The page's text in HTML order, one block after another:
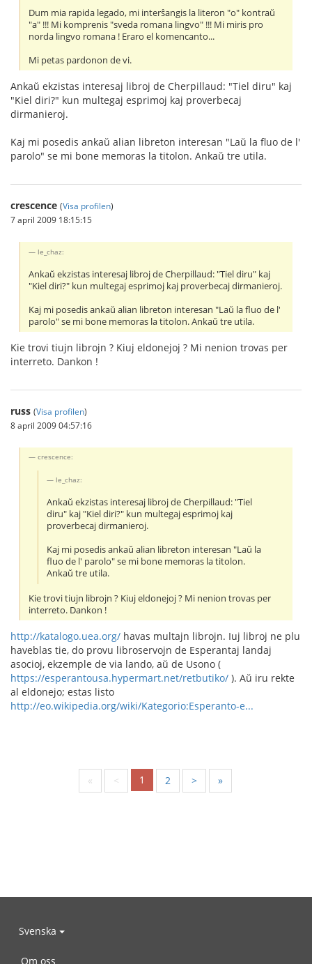
Dum mia rapida legado, mi interŝangis la literon "o" kontraŭ
"a" !!! Mi komprenis "sveda romana lingvo" !!! Mi miris pro
norda lingvo romana ! Eraro el komencanto...
Mi petas pardonon de vi.
Ankaŭ ekzistas interesaj libroj de Cherpillaud: "Tiel diru" kaj
"Kiel diri?" kun multegaj esprimoj kaj proverbecaj
dirmanieroj.
Kaj mi posedis ankaŭ alian libreton interesan "Laŭ la fluo de l'
parolo" se mi bone memoras la titolon. Ankaŭ tre utila.
crescence (Visa profilen)
7 april 2009 18:15:15
le_chaz:
Ankaŭ ekzistas interesaj libroj de Cherpillaud: "Tiel diru" kaj
"Kiel diri?" kun multegaj esprimoj kaj proverbecaj dirmanieroj.
Kaj mi posedis ankaŭ alian libreton interesan "Laŭ la fluo de l'
parolo" se mi bone memoras la titolon. Ankaŭ tre utila.
Kie trovi tiujn librojn ? Kiuj eldonejoj ? Mi nenion trovas per
interreto. Dankon !
russ (Visa profilen)
8 april 2009 04:57:16
crescence:
le_chaz:
Ankaŭ ekzistas interesaj libroj de Cherpillaud: "Tiel
diru" kaj "Kiel diri?" kun multegaj esprimoj kaj
proverbecaj dirmanieroj.
Kaj mi posedis ankaŭ alian libreton interesan "Laŭ la
fluo de l' parolo" se mi bone memoras la titolon.
Ankaŭ tre utila.
Kie trovi tiujn librojn ? Kiuj eldonejoj ? Mi nenion trovas per
interreto. Dankon !
http://katalogo.uea.org/ havas multajn librojn. Iuj libroj ne plu
haveblas tie, do provu libroservojn de Esperantaj landaj
asocioj, ekzemple de via lando, aŭ de Usono (
https://esperantousa.hypermart.net/retbutiko/ ). Aŭ iru rekte
al eldonejo; estas listo
http://eo.wikipedia.org/wiki/Kategorio:Esperanto-e...
« < 1 2 > »
Svenska
Om oss